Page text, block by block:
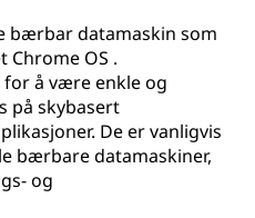
bærbar datamaskin som
Chrome OS .
å være enkle og
på skybasert
De er vanligvis
bærbare datamaskiner,
og